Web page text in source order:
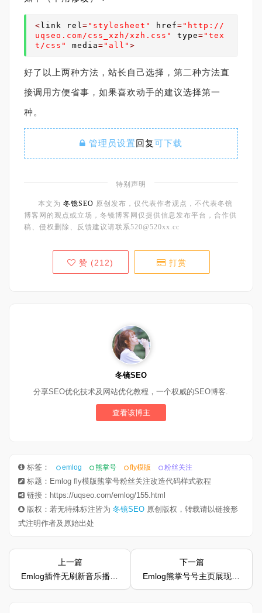
< link rel= "stylesheet" href= "http://
uqseo.com/css_xzh/xzh.css"
type= "tex
t/css"
media= "all" >
好了以上两种方法，站长自己选择，第二种方法直
接调用方便省事，如果喜欢动手的建议选择第一
种。
管理员设置回复可下载
特别声明
本文为 冬镜SEO 原创发布，仅代表作者观点，不代表冬镜
博客网的观点或立场，冬镜博客网仅提供信息发布平台，合作供
稿、侵权删除、反馈建议请联系520@520xx.cc
赞 (212) 打赏
冬镜SEO
分享SEO优化技术及网站优化教程，一个权威的SEO博客.
查看该博主
标签： emlog 熊掌号 fly模版 粉丝关注
标题：Emlog fly模版熊掌号粉丝关注改造代码样式教程
链接：https://uqseo.com/emlog/155.html
版权：若无特殊标注皆为 冬镜SEO 原创版权，转载请以链接形
式注明作者及原始出处
上一篇
Emlog插件无刷新音乐播放器适配所有PJAX主题
下一篇
Emlog熊掌号号主页展现改造代码教程